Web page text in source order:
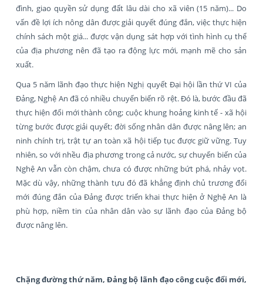
đình, giao quyền sử dụng đất lâu dài cho xã viên (15 năm)... Do
vấn đề lợi ích nông dân được giải quyết đúng đắn, việc thực hiện
chính sách một giá... được vận dụng sát hợp với tình hình cụ thể
của địa phương nên đã tạo ra động lực mới, mạnh mẽ cho sản
xuất.
Qua 5 năm lãnh đạo thực hiện Nghị quyết Đại hội lần thứ VI của
Đảng, Nghệ An đã có nhiều chuyển biến rõ rệt. Đó là, bước đầu đã
thực hiện đổi mới thành công; cuộc khung hoảng kinh tế - xã hội
từng bước được giải quyết; đời sống nhân dân được nâng lên; an
ninh chính trị, trật tự an toàn xã hội tiếp tục được giữ vững. Tuy
nhiên, so với nhều địa phương trong cả nước, sự chuyển biến của
Nghệ An vẫn còn chậm, chưa có được những bứt phá, nhảy vọt.
Mặc dù vậy, những thành tựu đó đã khẳng định chủ trương đổi
mới đúng đắn của Đảng được triển khai thực hiện ở Nghệ An là
phù hợp, niềm tin của nhân dân vào sự lãnh đạo của Đảng bộ
được nâng lên.
Chặng đường thứ năm, Đảng bộ lãnh đạo công cuộc đổi mới,